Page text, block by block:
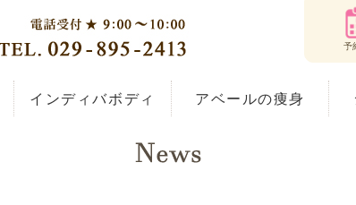
予
インディバボディ アベールの痩身